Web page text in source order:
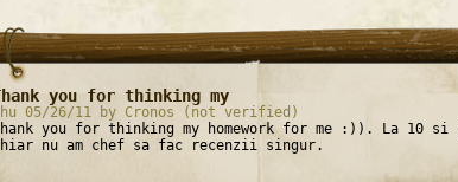
you for thinking my
05/26/11 by Cronos (not verified)
you for thinking my homework for me :)). La 10 si
nu am chef sa fac recenzii singur.